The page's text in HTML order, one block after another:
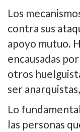
Los
contra sus
apoyo mutuo.
encausadas
otros
ser
Lo
las personas